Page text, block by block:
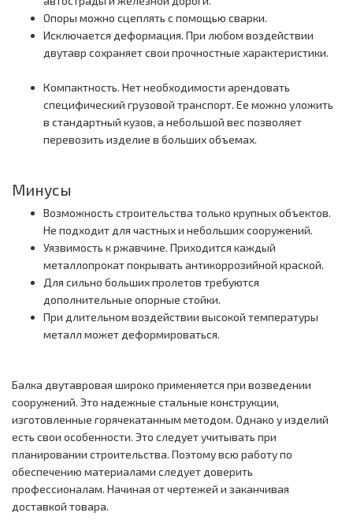
Опоры можно сцеплять с помощью сварки.
Исключается деформация. При любом воздействии
двутавр сохраняет свои прочностные характеристики.
Компактность. Нет необходимости арендовать
специфический грузовой транспорт. Ее можно уложить
в стандартный кузов, а небольшой вес позволяет
перевозить изделие в больших объемах.
Минусы
Возможность строительства только крупных объектов.
Не подходит для частных и небольших сооружений.
Уязвимость к ржавчине. Приходится каждый
металлопрокат покрывать антикоррозийной краской.
Для сильно больших пролетов требуются
дополнительные опорные стойки.
При длительном воздействии высокой температуры
металл может деформироваться.
Балка двутавровая широко применяется при возведении
сооружений. Это надежные стальные конструкции,
изготовленные горячекатанным методом. Однако у изделий
есть свои особенности. Это следует учитывать при
планировании строительства. Поэтому всю работу по
обеспечению материалами следует доверить
профессионалам. Начиная от чертежей и заканчивая
доставкой товара.